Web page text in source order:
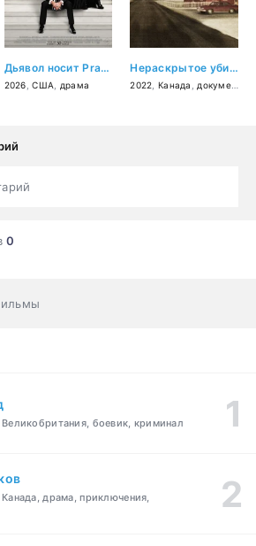
,мелодрама,комедия
Дьявол носит Prada 2
2026 ,США драма
Нераскрытое убийство Беверли Линн Смит
2022 Канада документальный
0
боевик, криминал
драма, приключения,